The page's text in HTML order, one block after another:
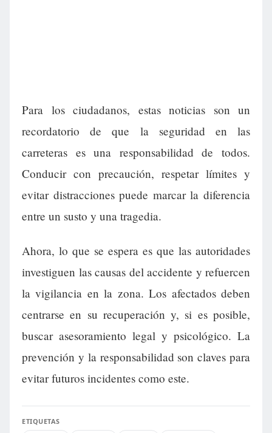
Para los ciudadanos, estas noticias son un
recordatorio de que la seguridad en las
carreteras es una responsabilidad de todos.
Conducir con precaución, respetar límites y
evitar distracciones puede marcar la diferencia
entre un susto y una tragedia.
Ahora, lo que se espera es que las autoridades
investiguen las causas del accidente y refuercen
la vigilancia en la zona. Los afectados deben
centrarse en su recuperación y, si es posible,
buscar asesoramiento legal y psicológico. La
prevención y la responsabilidad son claves para
evitar futuros incidentes como este.
ETIQUETAS